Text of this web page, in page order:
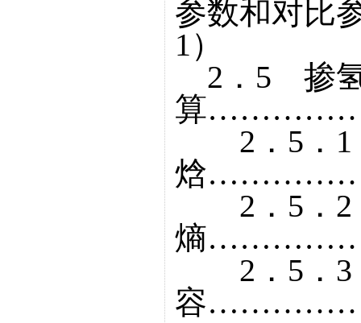
参数和对
1）
2．5 掺氢
算
2．5．1
焓
2．5．2
熵
2．5．3
容